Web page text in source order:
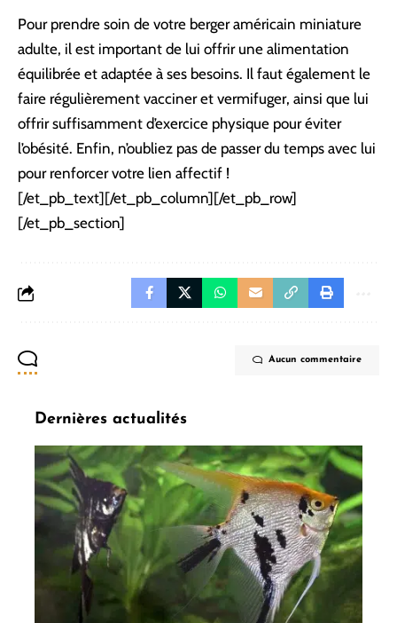
Pour prendre soin de votre berger américain miniature
adulte, il est important de lui offrir une alimentation
équilibrée et adaptée à ses besoins. Il faut également le
faire régulièrement vacciner et vermifuger, ainsi que lui
offrir suffisamment d’exercice physique pour éviter
l’obésité. Enfin, n’oubliez pas de passer du temps avec lui
pour renforcer votre lien affectif !
[/et_pb_text][/et_pb_column][/et_pb_row]
[/et_pb_section]
Aucun commentaire
Dernières actualités